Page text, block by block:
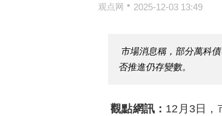
观点网 • 2025-12-03 13:49
市場消息稱，部分萬科
否推進仍存變數。
觀點網訊： 12月3日，